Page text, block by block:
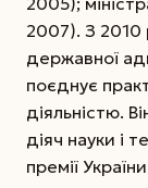
2007). З 2010
державної
поєднує
діяльністю.
діяч науки і
премії